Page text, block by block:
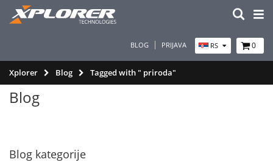
BLOG PRIJAVA RS 0
Xplorer Blog Tagged with " priroda"
Blog kategorije
Blog